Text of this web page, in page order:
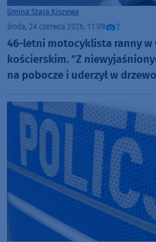
Gmina Stara Kiszewa
środa, 24 czerwca 2026, 11:09 2
46-letni motocyklista ranny w
kościerskim. "Z
na pobocze i uderzył w